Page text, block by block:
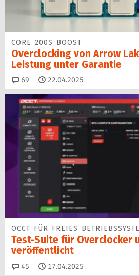
CORE 200S BOOST
Overclocking von Arrow
Leistung unter Garantie
69 Kommentare
22.04.2025
OCCT FÜR FREIES
Test-Suite für Overclocker
veröffentlicht
45 Kommentare
17.04.2025